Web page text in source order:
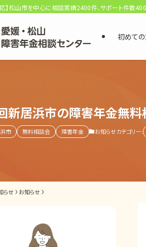
理由
相談料0円・受給後報酬型
ート料金について
No.1 の豊富な知識と経験
談事例をみる
困難でもOK
】松山市を中心に相談実績2400件、サポート件数
初めて
新居浜市の障害年金無料
市 無料相談会 障害年金 お知らせカテゴリー:
らせ お知らせ